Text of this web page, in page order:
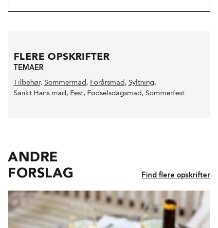
FLERE OPSKRIFTER
TEMAER
Tilbehør, Sommermad, Forårsmad, Syltning,
Sankt Hans mad, Fest, Fødselsdagsmad, Sommerfest
ANDRE
FORSLAG
Find flere opskrifter